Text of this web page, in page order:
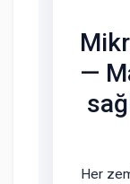
—
Her